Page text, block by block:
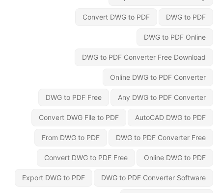
DWG to PDF
Convert DWG to PDF
DWG to PDF Online
DWG to PDF Converter Free Download
Online DWG to PDF Converter
Any DWG to PDF Converter
DWG to PDF Free
AutoCAD DWG to PDF
Convert DWG File to PDF
DWG to PDF Converter Free
From DWG to PDF
Online DWG to PDF
Convert DWG to PDF Free
DWG to PDF Converter Software
Export DWG to PDF